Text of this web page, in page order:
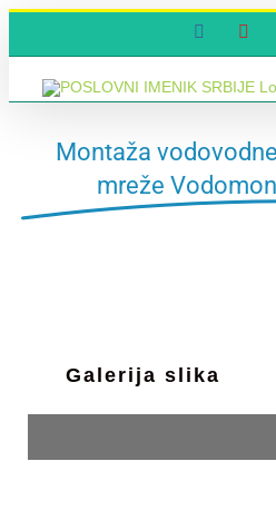
Facebook
Montaža
mreže
Galerija slika